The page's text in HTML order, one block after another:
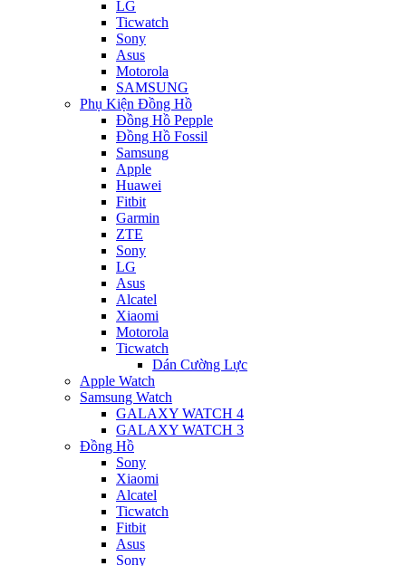
LG
Ticwatch
Sony
Asus
Motorola
SAMSUNG
Phụ Kiện Đồng Hồ
Đồng Hồ Pepple
Đồng Hồ Fossil
Samsung
Apple
Huawei
Fitbit
Garmin
ZTE
Sony
LG
Asus
Alcatel
Xiaomi
Motorola
Ticwatch
Dán Cường Lực
Apple Watch
Samsung Watch
GALAXY WATCH 4
GALAXY WATCH 3
Đồng Hồ
Sony
Xiaomi
Alcatel
Ticwatch
Fitbit
Asus
Sony